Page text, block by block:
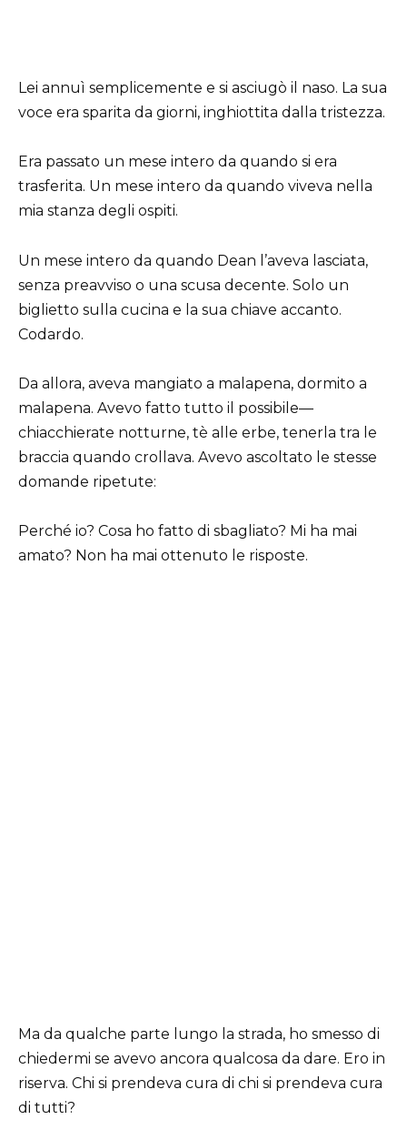
Lei annuì semplicemente e si asciugò il naso. La sua
voce era sparita da giorni, inghiottita dalla tristezza.
Era passato un mese intero da quando si era
trasferita. Un mese intero da quando viveva nella
mia stanza degli ospiti.
Un mese intero da quando Dean l’aveva lasciata,
senza preavviso o una scusa decente. Solo un
biglietto sulla cucina e la sua chiave accanto.
Codardo.
Da allora, aveva mangiato a malapena, dormito a
malapena. Avevo fatto tutto il possibile—
chiacchierate notturne, tè alle erbe, tenerla tra le
braccia quando crollava. Avevo ascoltato le stesse
domande ripetute:
Perché io? Cosa ho fatto di sbagliato? Mi ha mai
amato? Non ha mai ottenuto le risposte.
Ma da qualche parte lungo la strada, ho smesso di
chiedermi se avevo ancora qualcosa da dare. Ero in
riserva. Chi si prendeva cura di chi si prendeva cura
di tutti?